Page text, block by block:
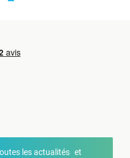
les actualités et